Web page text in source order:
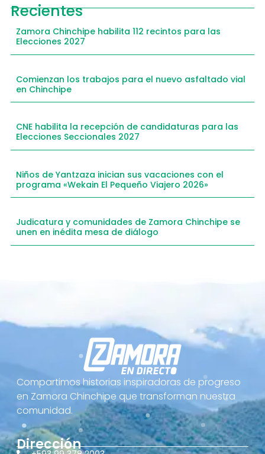
Recientes
Zamora Chinchipe habilita 112 recintos para las
Elecciones 2027
Comienzan los trabajos para el nuevo asfaltado vial
en Chinchipe
CNE habilita la recepción de candidaturas para las
Elecciones Seccionales 2027
Niños de Yantzaza inician sus vacaciones con el
programa «Wekain El Pequeño Viajero 2026»
Judicatura y comunidades de Zamora Chinchipe se
unen en inédita mesa de diálogo
Compartimos historias inspiradoras de progreso
en Zamora Chinchipe que transforman nuestra
comunidad.
Dirección